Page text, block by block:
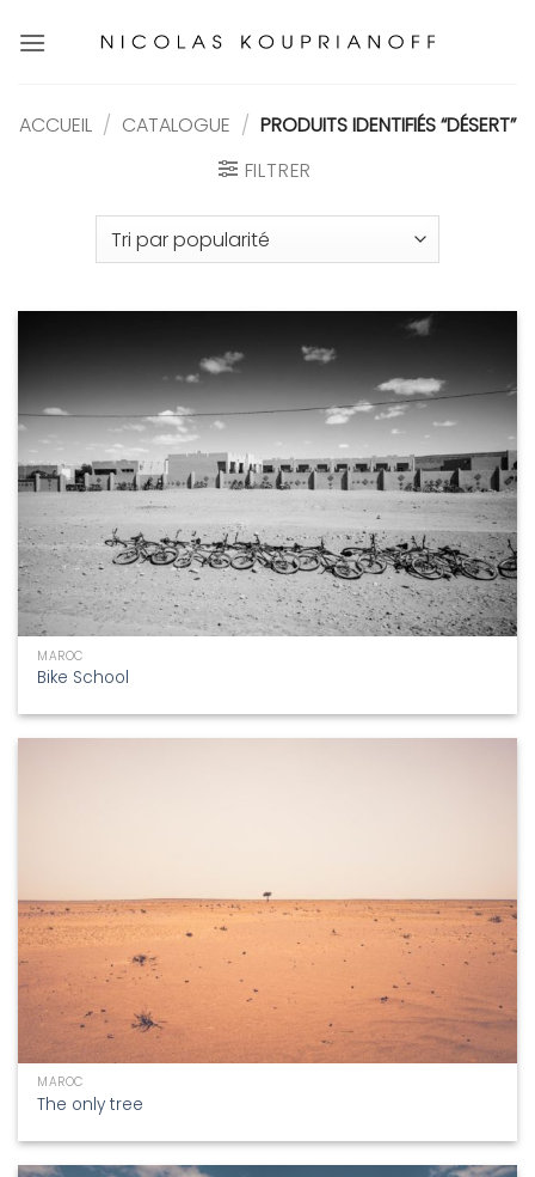
au
ACCUEIL / CATALOGUE / PRODUITS IDENTIFIÉS “DÉSERT”
FILTRER
MAROC
Bike School
MAROC
The only tree